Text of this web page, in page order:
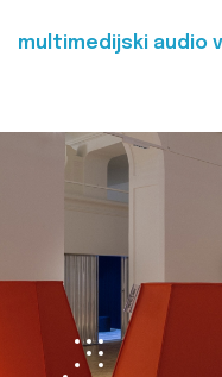
multimedijski audio